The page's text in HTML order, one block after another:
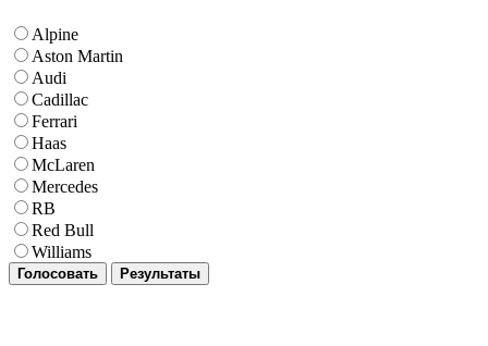
Alpine
Aston Martin
Audi
Cadillac
Ferrari
Haas
McLaren
Mercedes
RB
Red Bull
Williams
Голосовать Результаты